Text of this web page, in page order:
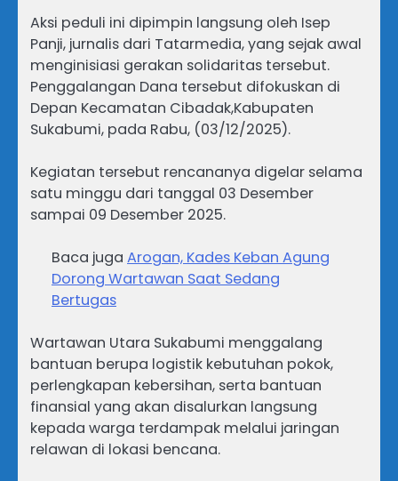
Aksi peduli ini dipimpin langsung oleh Isep
Panji, jurnalis dari Tatarmedia, yang sejak awal
menginisiasi gerakan solidaritas tersebut.
Penggalangan Dana tersebut difokuskan di
Depan Kecamatan Cibadak,Kabupaten
Sukabumi, pada Rabu, (03/12/2025).
Kegiatan tersebut rencananya digelar selama
satu minggu dari tanggal 03 Desember
sampai 09 Desember 2025.
Baca juga Arogan, Kades Keban Agung
Dorong Wartawan Saat Sedang
Bertugas
Wartawan Utara Sukabumi menggalang
bantuan berupa logistik kebutuhan pokok,
perlengkapan kebersihan, serta bantuan
finansial yang akan disalurkan langsung
kepada warga terdampak melalui jaringan
relawan di lokasi bencana.